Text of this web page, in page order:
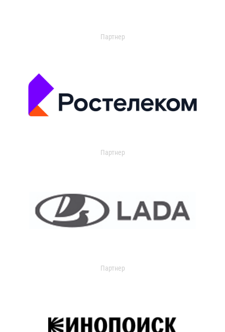
Партнер
Партнер
Партнер